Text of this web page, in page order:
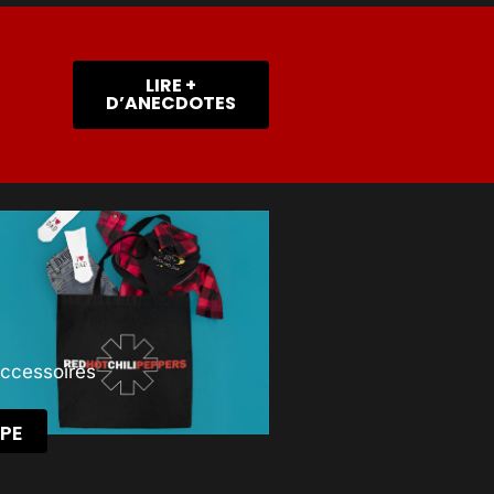
LIRE +
D’ANECDOTES